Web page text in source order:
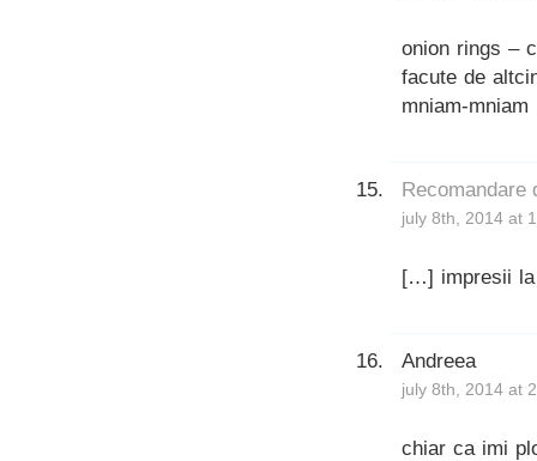
onion rings –
facute de
mniam-mniam
Recomandare
july 8th, 2014 at
[…] impresii
Andreea
july 8th, 2014 at
chiar ca imi